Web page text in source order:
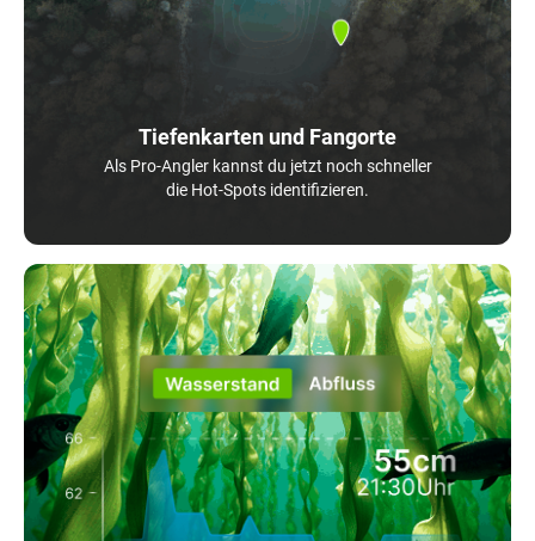
Tiefenkarten und Fangorte
Als Pro-Angler kannst du jetzt noch schneller
die Hot-Spots identifizieren.